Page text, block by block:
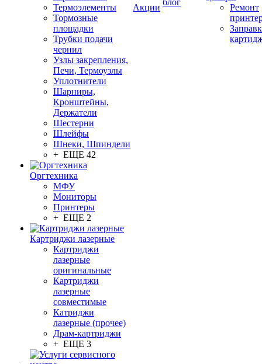
Термоэлементы
Тормозные
площадки
Трубки подачи
чернил
Узлы закрепления,
Печи, Термоузлы
Уплотнители
Шарниры,
Кронштейны,
Держатели
Шестерни
Шлейфы
Шнеки, Шпиндели
+ ЕЩЕ 42
Оргтехника
МФУ
Мониторы
Принтеры
+ ЕЩЕ 2
Картриджи лазерные
Картриджи
лазерные
оригинальные
Картриджи
лазерные
совместимые
Катриджи
лазерные (прочее)
Драм-картриджи
+ ЕЩЕ 3
Акции
блог
Ремонт